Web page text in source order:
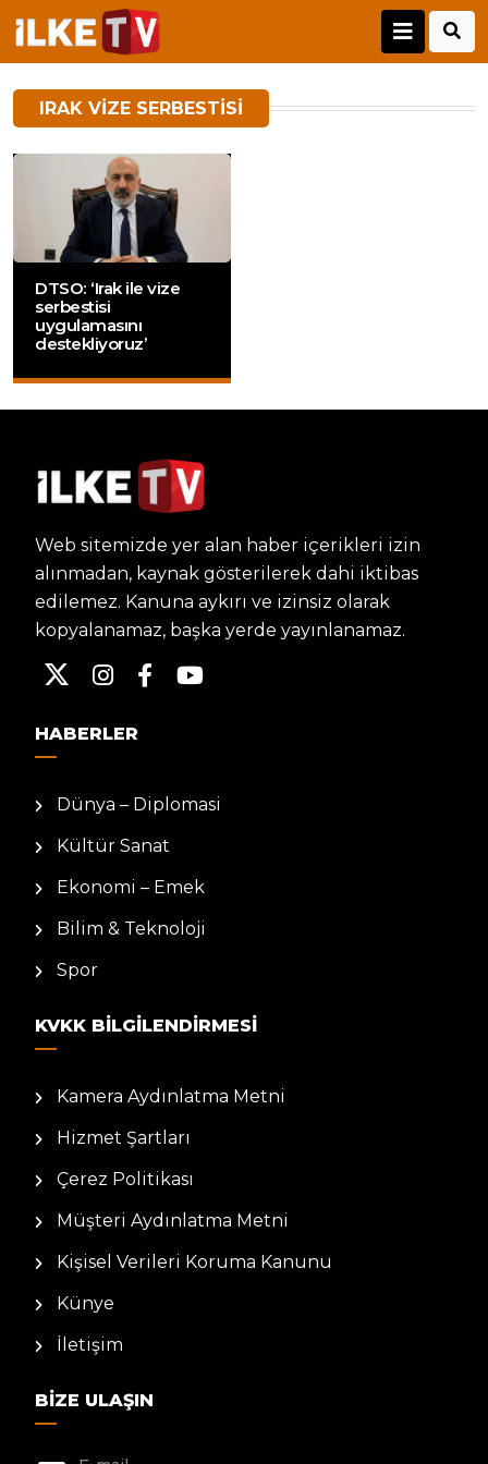
IRAK VIZE SERBESTISI
DTSO: ‘Irak ile vize
serbestisi
uygulamasını
destekliyoruz’
Web sitemizde yer alan haber içerikleri izin
alınmadan, kaynak gösterilerek dahi iktibas
edilemez. Kanuna aykırı ve izinsiz olarak
kopyalanamaz, başka yerde yayınlanamaz.
HABERLER
Dünya – Diplomasi
Kültür Sanat
Ekonomi – Emek
Bilim & Teknoloji
Spor
KVKK BILGILENDIRMESI
Kamera Aydınlatma Metni
Hizmet Şartları
Çerez Politikası
Müşteri Aydınlatma Metni
Kişisel Verileri Koruma Kanunu
Künye
İletişim
BIZE ULAŞIN